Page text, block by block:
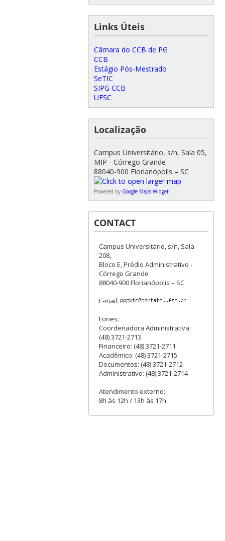
Links Úteis
Câmara do CCB de PG
CCB
Estágio Pós-Mestrado
SeTIC
SIPG CCB
UFSC
Localização
Campus Universitário, s/n, Sala 05,
MIP - Córrego Grande
88040-900 Florianópolis – SC
Powered by Google Maps Widget
CONTACT
Campus Universitário, s/n, Sala
208,
Bloco E, Prédio Administrativo -
Córrego Grande
88040-900 Florianópolis – SC
E-mail:
Fones:
Coordenadora Administrativa:
(48) 3721-2713
Financeiro: (48) 3721-2711
Acadêmico: (48) 3721-2715
Documentos: (48) 3721-2712
Administrativo: (48) 3721-2714
Atendimento externo:
8h às 12h / 13h às 17h